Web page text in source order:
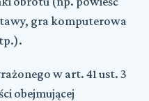
gra komputerowa
w art. 41 ust. 3
obejmującej